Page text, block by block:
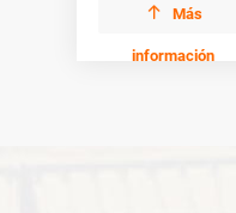
 Más
información